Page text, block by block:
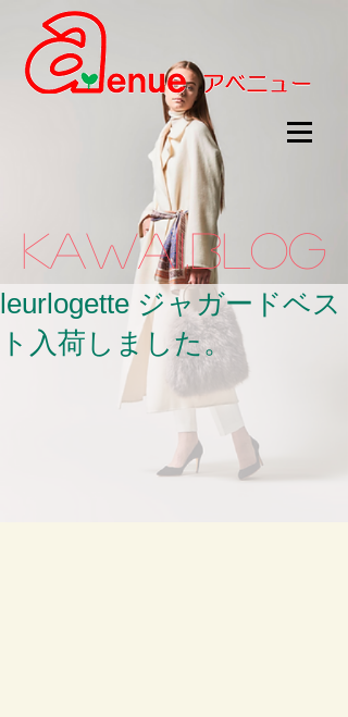
kawaii.BLOG
leurlogette ジャガードベス
ト入荷しました。